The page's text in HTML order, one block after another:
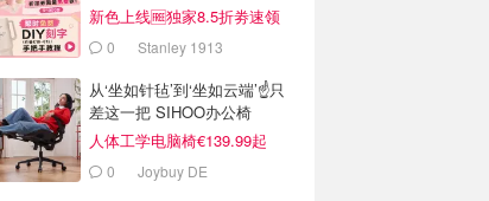
新色上线🆓独家8.5折劵速领
0 Stanley 1913
从‘坐如针毡’到‘坐如云端’☝️只
差这一把 SIHOO办公椅
人体工学电脑椅€139.99起
0 Joybuy DE